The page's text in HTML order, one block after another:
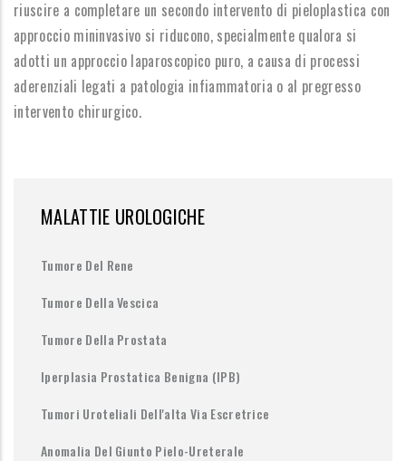
riuscire a completare un secondo intervento di pieloplastica con
approccio mininvasivo si riducono, specialmente qualora si
adotti un approccio laparoscopico puro, a causa di processi
aderenziali legati a patologia infiammatoria o al pregresso
intervento chirurgico.
MALATTIE UROLOGICHE
Tumore Del Rene
Tumore Della Vescica
Tumore Della Prostata
Iperplasia Prostatica Benigna (IPB)
Tumori Uroteliali Dell'alta Via Escretrice
Anomalia Del Giunto Pielo-Ureterale